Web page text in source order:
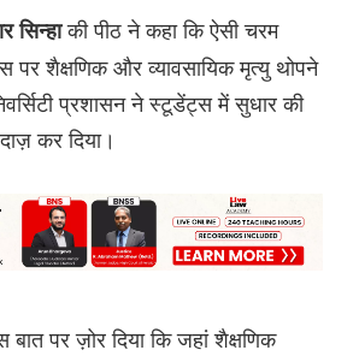
सिन्हाकी पीठ ने कहा कि ऐसी चरम
पर शैक्षणिक और व्यावसायिक मृत्यु थोपने
प्रशासन ने स्टूडेंट्स में सुधार की
कर दिया।
बात पर ज़ोर दिया कि जहां शैक्षणिक